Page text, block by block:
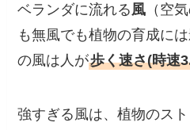
ベランダに流れる 風 （空
も無風でも植物の育成に
の風は人が歩く速さ(時速
強すぎる風は、植物のス